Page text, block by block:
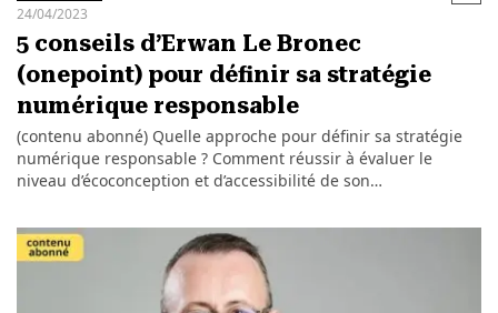
24/04/2023
5 conseils d’Erwan Le Bronec
(onepoint) pour définir sa stratégie
numérique responsable
(contenu abonné) Quelle approche pour définir sa stratégie
numérique responsable ? Comment réussir à évaluer le
niveau d’écoconception et d’accessibilité de son…